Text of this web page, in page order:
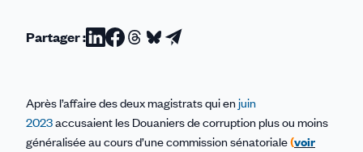
Partager :Partager
Linkedin
Partager
Facebook
Partager
Threads
Partager
Bluesky
Partager
email
Après l’affaire des deux magistrats qui enjuin
2023accusaient les Douaniers de corruption plus ou moins
généralisée au cours d’une commission sénatoriale(voir